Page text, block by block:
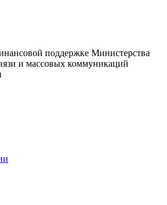
поддержке Министерства
и массовых коммуникаций